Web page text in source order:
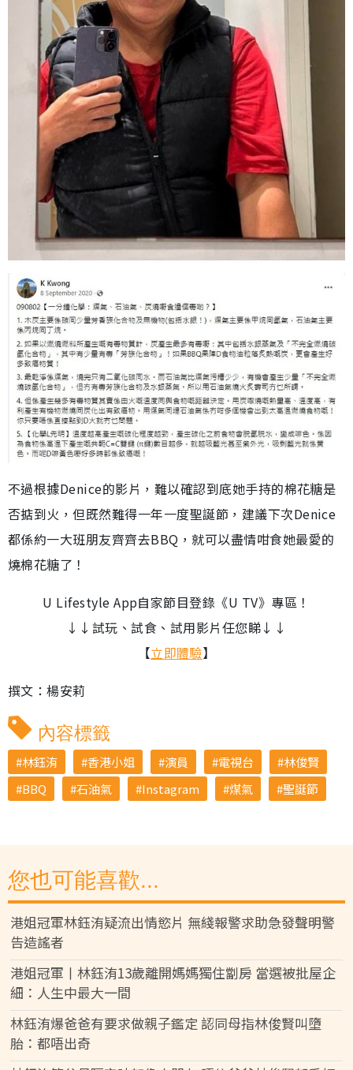
不過根據Denice的影片，難以確認到底她手持的棉花糖是
否掂到火，但既然難得一年一度聖誕節，建議下次Denice
都係約一大班朋友齊齊去BBQ，就可以盡情咁食她最愛的
燒棉花糖了！
U Lifestyle App自家節目登錄《U TV》專區！
↓↓試玩、試食、試用影片任您睇↓↓
【立即體驗】
撰文：楊安莉
內容標籤
林鈺洧 香港小姐 演員 電視台
林俊賢
BBQ
石油氣 Instagram 煤氣 聖誕節
您也可能喜歡...
港姐冠軍林鈺洧疑流出情慾片 無綫報警求助急發聲明警
告造謠者
港姐冠軍丨林鈺洧13歲離開媽媽獨住劏房 當選被批屋企
細：人生中最大一間
林鈺洧爆爸爸有要求做親子鑑定 認同母指林俊賢叫墮
胎：都唔出奇